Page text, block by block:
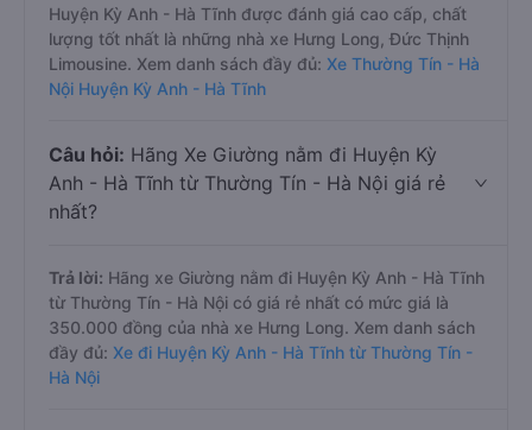
Huyện Kỳ Anh - Hà Tĩnh được đánh giá cao cấp, chất
lượng tốt nhất là những nhà xe Hưng Long, Đức Thịnh
Limousine. Xem danh sách đầy đủ: Xe Thường Tín - Hà
Nội Huyện Kỳ Anh - Hà Tĩnh
Câu hỏi: Hãng Xe Giường nằm đi Huyện Kỳ
Anh - Hà Tĩnh từ Thường Tín - Hà Nội giá rẻ
nhất?
Trả lời: Hãng xe Giường nằm đi Huyện Kỳ Anh - Hà Tĩnh
từ Thường Tín - Hà Nội có giá rẻ nhất có mức giá là
350.000 đồng của nhà xe Hưng Long. Xem danh sách
đầy đủ: Xe đi Huyện Kỳ Anh - Hà Tĩnh từ Thường Tín -
Hà Nội